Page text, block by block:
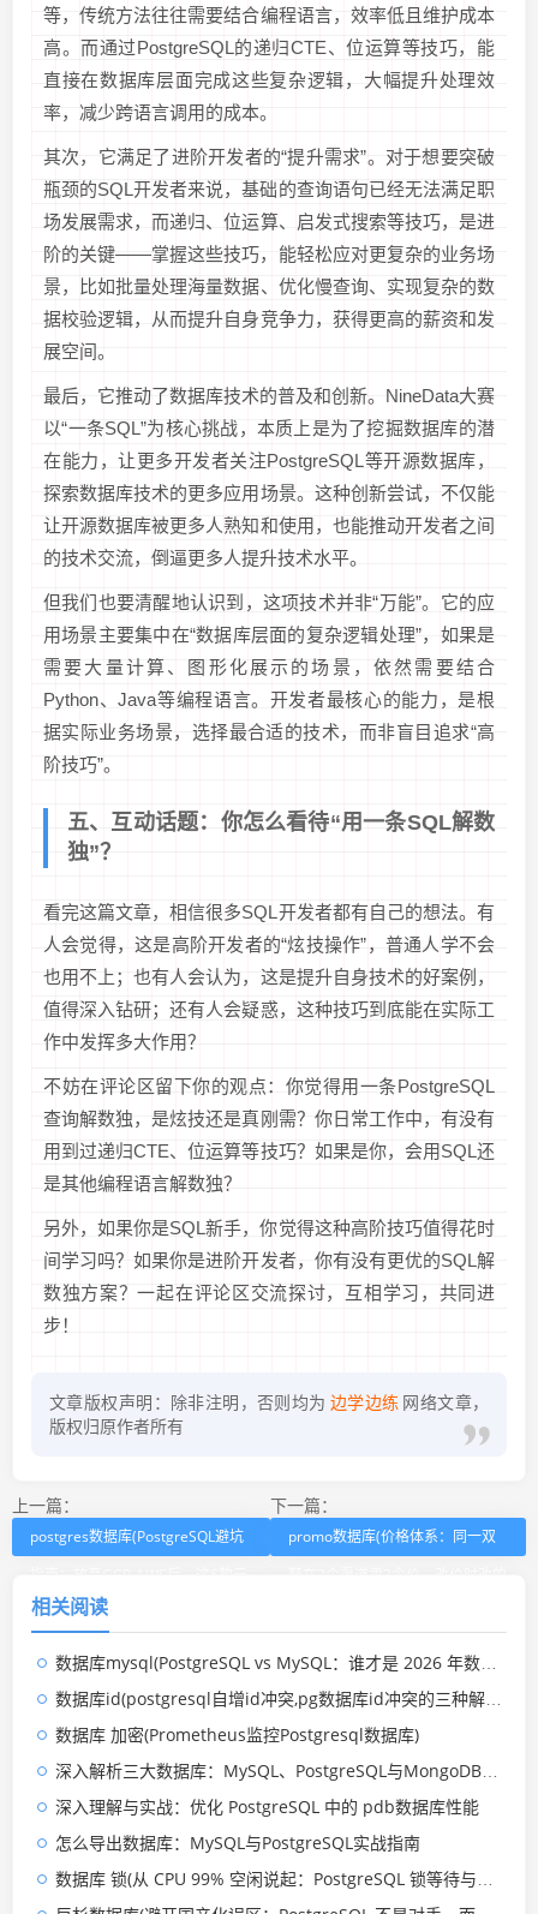
等，传统方法往往需要结合编程语言，效率低且维护成本
高。而通过PostgreSQL的递归CTE、位运算等技巧，能
直接在数据库层面完成这些复杂逻辑，大幅提升处理效
率，减少跨语言调用的成本。
其次，它满足了进阶开发者的“提升需求”。对于想要突破
瓶颈的SQL开发者来说，基础的查询语句已经无法满足职
场发展需求，而递归、位运算、启发式搜索等技巧，是进
阶的关键——掌握这些技巧，能轻松应对更复杂的业务场
景，比如批量处理海量数据、优化慢查询、实现复杂的数
据校验逻辑，从而提升自身竞争力，获得更高的薪资和发
展空间。
最后，它推动了数据库技术的普及和创新。NineData大赛
以“一条SQL”为核心挑战，本质上是为了挖掘数据库的潜
在能力，让更多开发者关注PostgreSQL等开源数据库，
探索数据库技术的更多应用场景。这种创新尝试，不仅能
让开源数据库被更多人熟知和使用，也能推动开发者之间
的技术交流，倒逼更多人提升技术水平。
但我们也要清醒地认识到，这项技术并非“万能”。它的应
用场景主要集中在“数据库层面的复杂逻辑处理”，如果是
需要大量计算、图形化展示的场景，依然需要结合
Python、Java等编程语言。开发者最核心的能力，是根
据实际业务场景，选择最合适的技术，而非盲目追求“高
阶技巧”。
五、互动话题：你怎么看待“用一条SQL解数
独”？
看完这篇文章，相信很多SQL开发者都有自己的想法。有
人会觉得，这是高阶开发者的“炫技操作”，普通人学不会
也用不上；也有人会认为，这是提升自身技术的好案例，
值得深入钻研；还有人会疑惑，这种技巧到底能在实际工
作中发挥多大作用？
不妨在评论区留下你的观点：你觉得用一条PostgreSQL
查询解数独，是炫技还是真刚需？你日常工作中，有没有
用到过递归CTE、位运算等技巧？如果是你，会用SQL还
是其他编程语言解数独？
另外，如果你是SQL新手，你觉得这种高阶技巧值得花时
间学习吗？如果你是进阶开发者，你有没有更优的SQL解
数独方案？一起在评论区交流探讨，互相学习，共同进
步！
文章版权声明：除非注明，否则均为 边学边练 网络文章，
版权归原作者所有
上一篇：
postgres数据库(PostgreSQL避坑
服务实测谁最香？)
下一篇：
promo数据库(价格体系：同一双
相关阅读
数据库mysql(PostgreSQL vs MySQL：谁才是 2026 年数据库之王？)
数据库id(postgresql自增id冲突,pg数据库id冲突的三种解决方案)
数据库 加密(Prometheus监控Postgresql数据库)
深入解析三大数据库：MySQL、PostgreSQL与MongoDB的实战应用
深入理解与实战：优化 PostgreSQL 中的 pdb数据库性能
怎么导出数据库：MySQL与PostgreSQL实战指南
数据库 锁(从 CPU 99% 空闲说起：PostgreSQL 锁等待与阻塞链故障排查实录)